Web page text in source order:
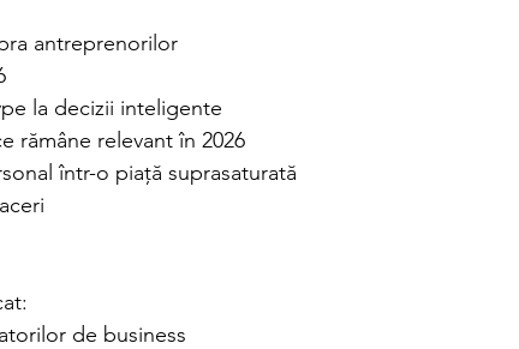
antreprenorilor
la decizii inteligente
rămâne relevant în 2026
într-o piață suprasaturată
de business